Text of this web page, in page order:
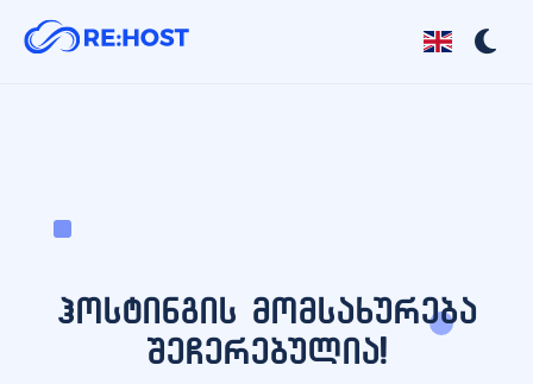
ჰოსტინგის მომსახურება
შეჩერებულია!